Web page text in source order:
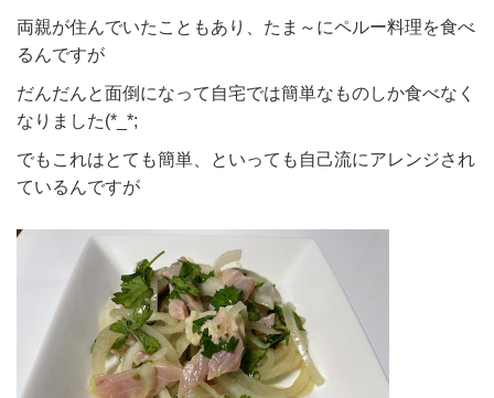
両親が住んでいたこともあり、たま～にペルー料理を食べ
るんですが
だんだんと面倒になって自宅では簡単なものしか食べなく
なりました(*_*;
でもこれはとても簡単、といっても自己流にアレンジされ
ているんですが